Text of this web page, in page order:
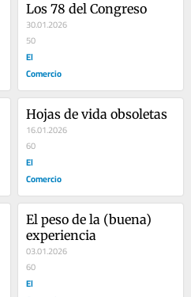
Los 78 del Congreso
30.01.2026
50
El
Comercio
Hojas de vida obsoletas
16.01.2026
60
El
Comercio
El peso de la (buena)
experiencia
03.01.2026
60
El